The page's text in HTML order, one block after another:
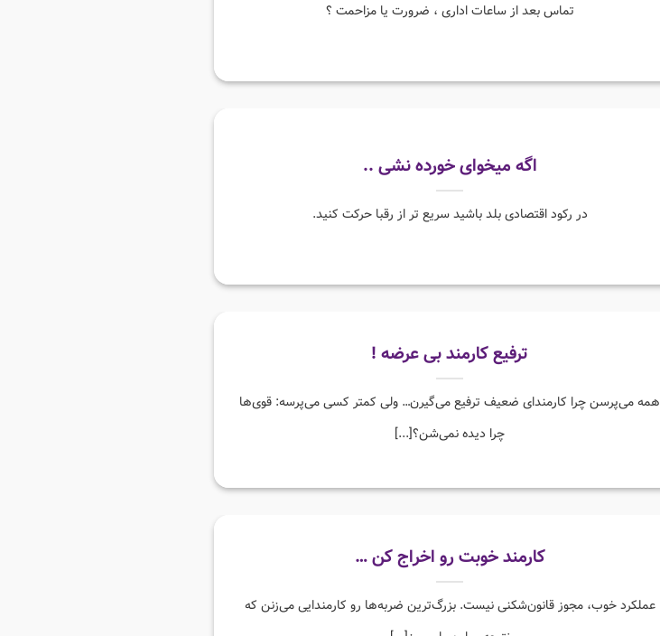
تماس بعد از ساعات اداری ، ضرورت یا مزاحمت ؟
اگه میخوای خورده نشی ..
در رکود اقتصادی بلد باشید سریع تر از رقبا حرکت کنید.
ترفیع کارمند بی عرضه !
همه می‌پرسن چرا کارمندای ضعیف ترفیع می‌گیرن… ولی کمتر کسی می‌پرسه: قوی‌ها
چرا دیده نمی‌شن؟[...]
کارمند خوبت رو اخراج کن …
عملکرد خوب، مجوز قانون‌شکنی نیست. ️بزرگ‌ترین ضربه‌ها رو کارمندایی می‌زنن که